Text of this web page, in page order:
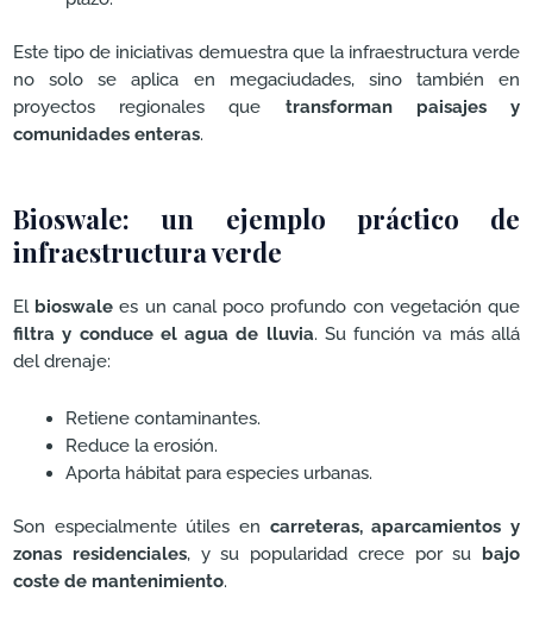
Este tipo de iniciativas demuestra que la infraestructura verde
no solo se aplica en megaciudades, sino también en
proyectos regionales que transforman paisajes y
comunidades enteras.
Bioswale: un ejemplo práctico de
infraestructura verde
El bioswale es un canal poco profundo con vegetación que
filtra y conduce el agua de lluvia. Su función va más allá
del drenaje:
Retiene contaminantes.
Reduce la erosión.
Aporta hábitat para especies urbanas.
Son especialmente útiles en carreteras, aparcamientos y
zonas residenciales, y su popularidad crece por su bajo
coste de mantenimiento.